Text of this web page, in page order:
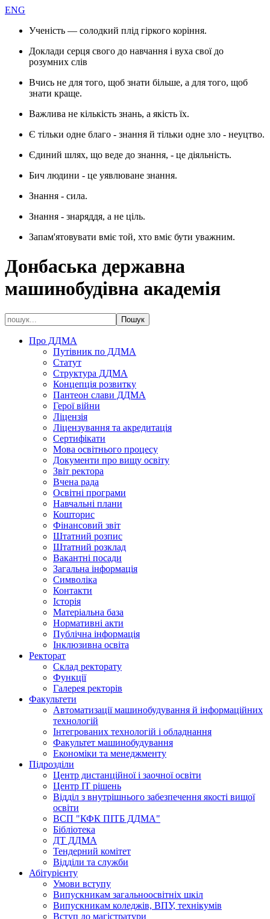
ENG
Ученість — солодкий плід гіркого коріння.
Доклади серця свого до навчання і вуха свої до
розумних слів
Вчись не для того, щоб знати більше, а для того, щоб
знати краще.
Важлива не кількість знань, а якість їх.
Є тільки одне благо - знання й тільки одне зло - неуцтво.
Єдиний шлях, що веде до знання, - це діяльність.
Бич людини - це уявлюване знання.
Знання - сила.
Знання - знаряддя, а не ціль.
Запам'ятовувати вміє той, хто вміє бути уважним.
Донбаська державна
машинобудівна академія
Про ДДМА
Путівник по ДДМА
Статут
Структура ДДМА
Концепція розвитку
Пантеон слави ДДМА
Герої війни
Ліцензія
Ліцензування та акредитація
Сертифікати
Мова освітнього процесу
Документи про вищу освіту
Звіт ректора
Вчена рада
Освітні програми
Навчальні плани
Кошторис
Фінансовий звіт
Штатний розпис
Штатний розклад
Вакантні посади
Загальна інформація
Символіка
Контакти
Історія
Матеріальна база
Нормативні акти
Публічна інформація
Інклюзивна освіта
Ректорат
Склад ректорату
Функції
Галерея ректорів
Факультети
Автоматизації машинобудування й інформаційних
технологій
Інтегрованих технологій і обладнання
Факультет машинобудування
Економіки та менеджменту
Підрозділи
Центр дистанційної і заочної освіти
Центр ІТ рішень
Відділ з внутрішнього забезпечення якості вищої
освіти
ВСП "КФК ПІТБ ДДМА"
Бібліотека
ДТ ДДМА
Тендерний комітет
Відділи та служби
Абітурієнту
Умови вступу
Випускникам загальноосвітніх шкіл
Випускникам коледжів, ВПУ, технікумів
Вступ до магістратури